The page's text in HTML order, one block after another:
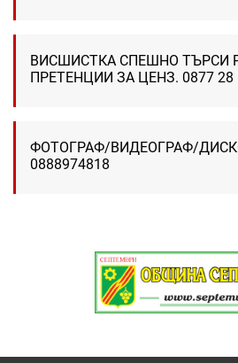
ВИСШИСТКА СПЕШНО ТЪРСИ
ПРЕТЕНЦИИ ЗА ЦЕНЗ. 0877 28
ФОТОГРАФ/ВИДЕОГРАФ/
0888974818